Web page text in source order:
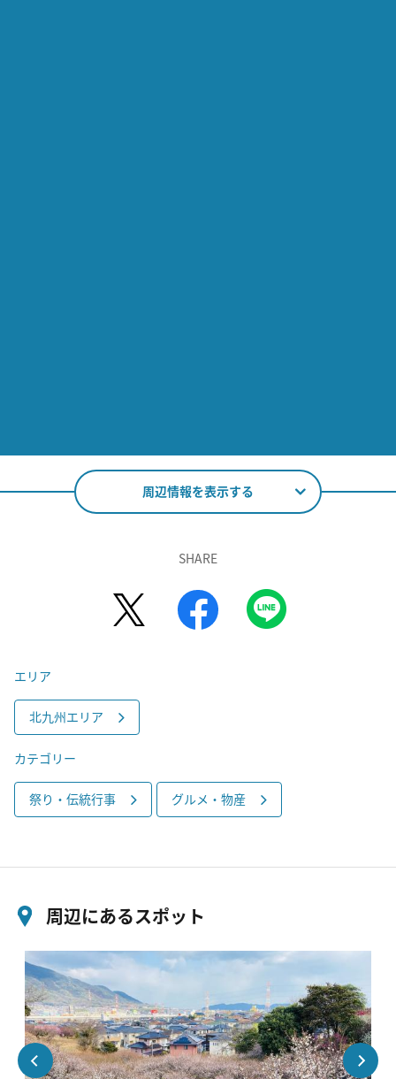
周辺情報を表示する
SHARE
エリア
北九州エリア
カテゴリー
祭り・伝統行事 グルメ・物産
周辺にあるスポット